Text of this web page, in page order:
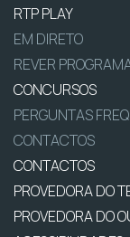
RTP PLAY
EM DIRETO
REVER
CONCURSOS
PERGUNTAS
CONTACTOS
CONTACTOS
PROVEDORA DO
PROVEDORA DO